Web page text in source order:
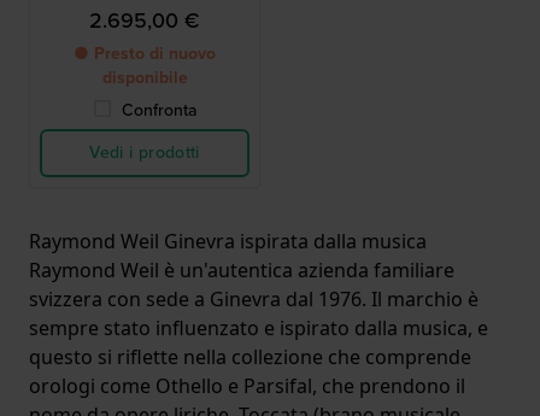
2.695,00 €
● Presto di nuovo
disponibile
Confronta
Vedi i prodotti
Raymond Weil Ginevra ispirata dalla musica
Raymond Weil è un'autentica azienda familiare
svizzera con sede a Ginevra dal 1976. Il marchio è
sempre stato influenzato e ispirato dalla musica, e
questo si riflette nella collezione che comprende
orologi come Othello e Parsifal, che prendono il